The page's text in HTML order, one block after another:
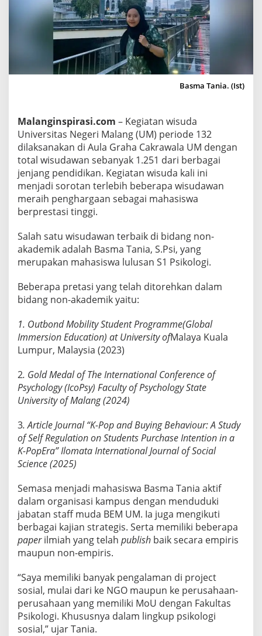
B
a
s
m
T
a
,
W
i
s
u
w
a
n
M
e
r
e
s
t
i
S
a
m
i
k
e
K
Basma Tania. (Ist)
Malanginspirasi.com – Kegiatan wisuda
Universitas Negeri Malang (UM) periode 132
dilaksanakan di Aula Graha Cakrawala UM dengan
total wisudawan sebanyak 1.251 dari berbagai
jenjang pendidikan. Kegiatan wisuda kali ini
menjadi sorotan terlebih beberapa wisudawan
meraih penghargaan sebagai mahasiswa
berprestasi tinggi.
Salah satu wisudawan terbaik di bidang non-
akademik adalah Basma Tania, S.Psi, yang
merupakan mahasiswa lulusan S1 Psikologi.
Beberapa pretasi yang telah ditorehkan dalam
bidang non-akademik yaitu:
1. Outbond Mobility Student Programme(Global
Immersion Education) at University ofMalaya Kuala
Lumpur, Malaysia (2023)
2. Gold Medal of The International Conference of
Psychology (IcoPsy) Faculty of Psychology State
University of Malang (2024)
3. Article Journal “K-Pop and Buying Behaviour: A Study
of Self Regulation on Students Purchase Intention in a
K-PopEra” Ilomata International Journal of Social
Science (2025)
Semasa menjadi mahasiswa Basma Tania aktif
dalam organisasi kampus dengan menduduki
jabatan staff muda BEM UM. Ia juga mengikuti
berbagai kajian strategis. Serta memiliki beberapa
paperilmiah yang telah publish baik secara empiris
maupun non-empiris.
“Saya memiliki banyak pengalaman di project
sosial, mulai dari ke NGO maupun ke perusahaan-
perusahaan yang memiliki MoU dengan Fakultas
Psikologi. Khususnya dalam lingkup psikologi
sosial,” ujar Tania.